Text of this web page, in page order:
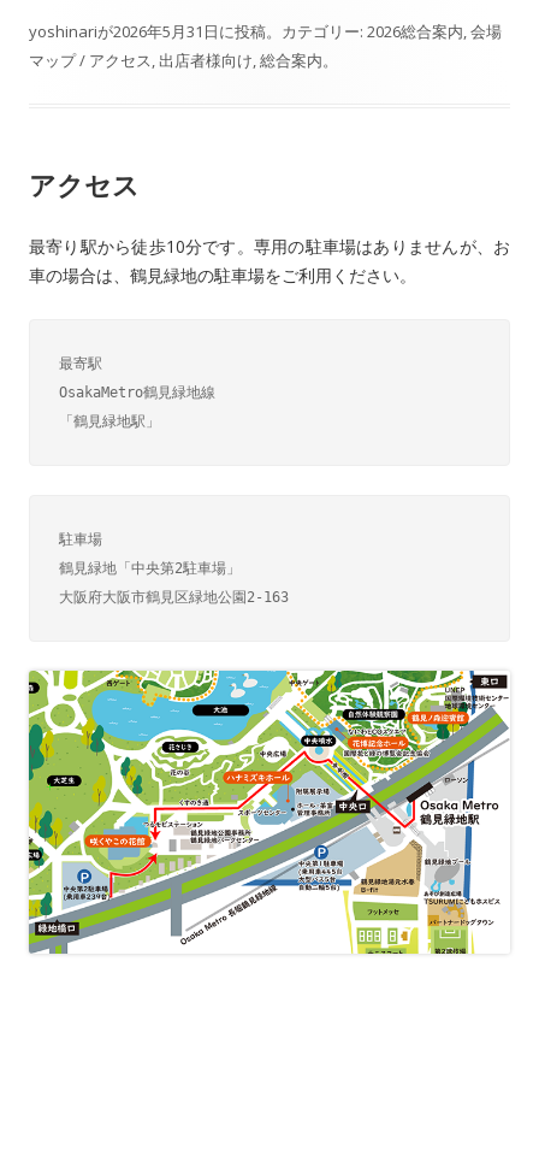
e e
b
yoshinariが2026年5月31日に投稿。カテゴリー: 2026総合案内,会場
マップ / アクセス,出店者様向け,総合案内。
アクセス
最寄り駅から徒歩10分です。専用の駐車場はありませんが、お
車の場合は、鶴見緑地の駐車場をご利用ください。
最寄駅
OsakaMetro鶴見緑地線
「鶴見緑地駅」
駐車場
鶴見緑地「中央第2駐車場」
大阪府大阪市鶴見区緑地公園2-163